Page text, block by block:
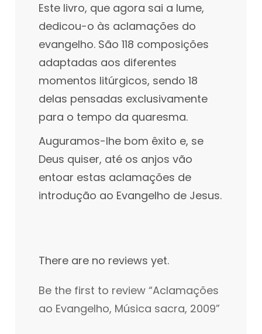
Este livro, que agora sai a lume,
dedicou-o às aclamações do
evangelho. São 118 composições
adaptadas aos diferentes
momentos litúrgicos, sendo 18
delas pensadas exclusivamente
para o tempo da quaresma.
Auguramos-lhe bom êxito e, se
Deus quiser, até os anjos vão
entoar estas aclamações de
introdução ao Evangelho de Jesus.
There are no reviews yet.
Be the first to review “Aclamações
ao Evangelho, Música sacra, 2009”